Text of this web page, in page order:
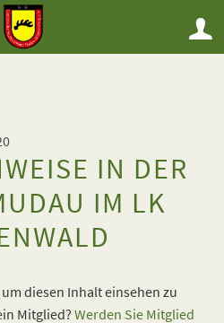
IN DER
IM LK
diesen Inhalt einsehen zu
Mitglied? Werden Sie Mitglied